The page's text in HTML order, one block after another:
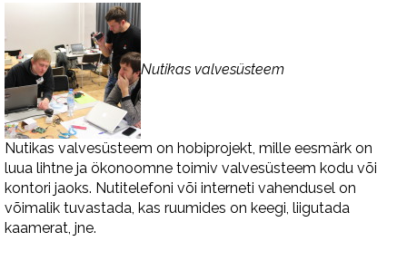
Nutikas valvesüsteem
Nutikas valvesüsteem on hobiprojekt, mille eesmärk on
luua lihtne ja ökonoomne toimiv valvesüsteem kodu või
kontori jaoks. Nutitelefoni või interneti vahendusel on
võimalik tuvastada, kas ruumides on keegi, liigutada
kaamerat, jne.